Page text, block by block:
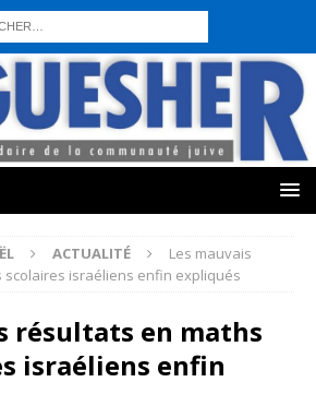
hattı numara istanbul escort bayanlar
hattı numaralar"
hattı telefonda seks numara sıcak sex
sohbet hatları sohbet numaraları
ucuz
ACTUALITÉ
Les mauvais
scolaires israéliens enfin expliqués
résultats en maths
israéliens enfin